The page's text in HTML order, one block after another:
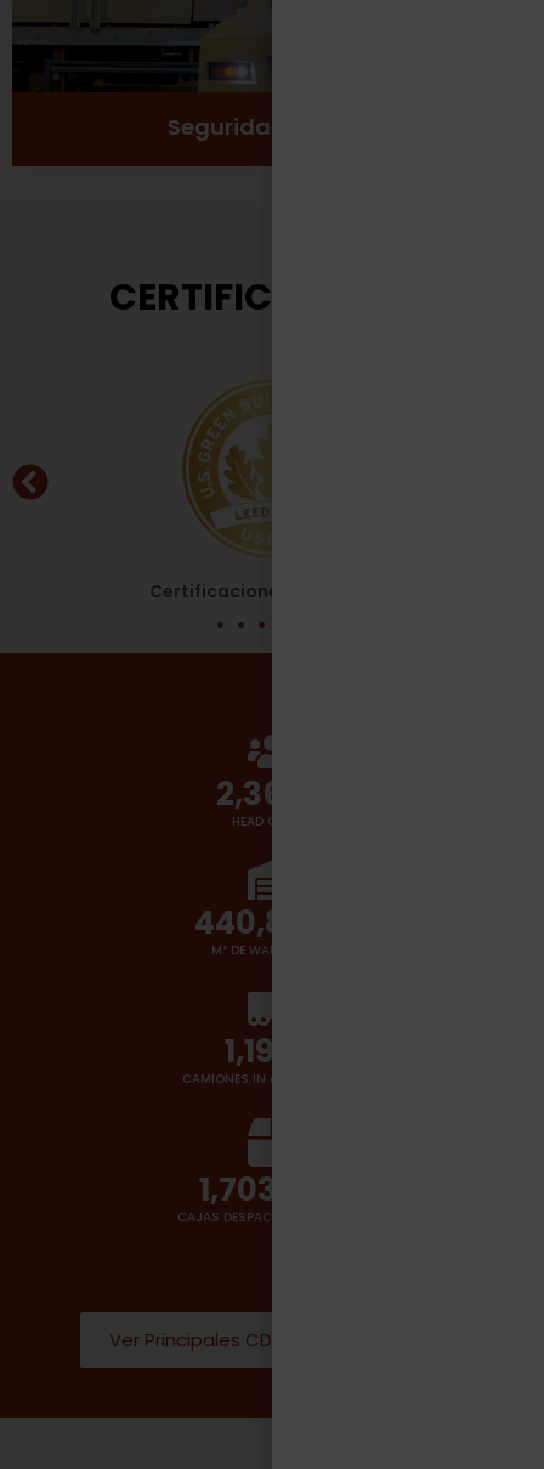
Seguridad Laboral
CERTIFICACIONES
Certificaciones - Leed Gold
2,700
HEAD COUNT
510,000
M² DE WAREHOUSES
1,400
CAMIONES IN & OUT POR DÍA
2,000,000
CAJAS DESPACHADAS POR DÍA
Ver Principales CD Donde operamos